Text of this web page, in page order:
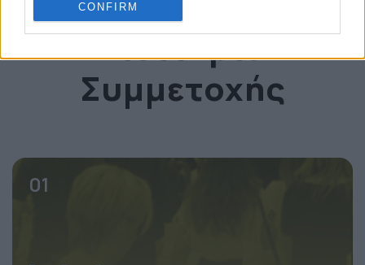
CONFIRM
Εισιτήρια
Συμμετοχής